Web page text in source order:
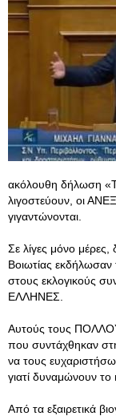
ακόλουθη δήλωση
λιγοστεύουν, οι
γιγαντώνονται.
Σε λίγες μόνο μέρες,
Βοιωτίας εκδήλωσαν
στους εκλογικούς
ΕΛΛΗΝΕΣ.
Αυτούς τους
που συντάχθηκαν
να τους
γιατί δυναμώνουν το
Από τα εξαιρετικά